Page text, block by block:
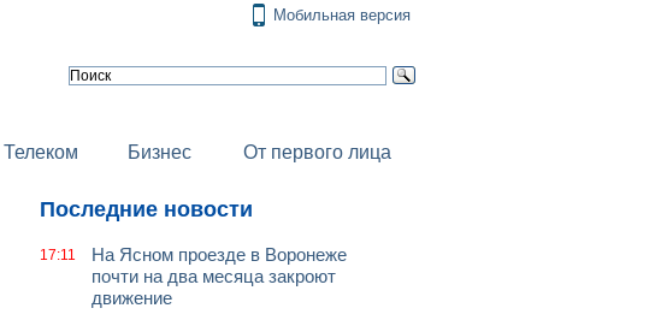
Мобильная версия
Телеком Бизнес От первого лица
Последние новости
17:11
На Ясном проезде в Воронеже
почти на два месяца закроют
движение